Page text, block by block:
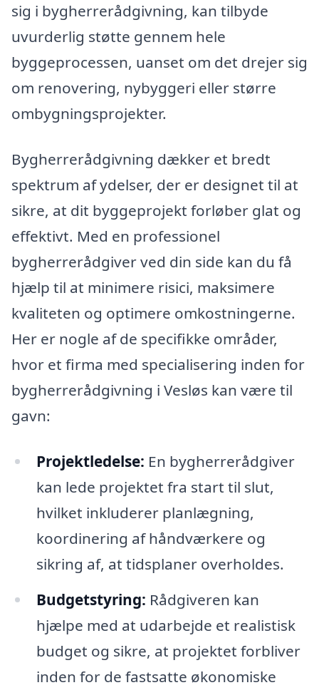
sig i bygherrerådgivning, kan tilbyde
uvurderlig støtte gennem hele
byggeprocessen, uanset om det drejer sig
om renovering, nybyggeri eller større
ombygningsprojekter.
Bygherrerådgivning dækker et bredt
spektrum af ydelser, der er designet til at
sikre, at dit byggeprojekt forløber glat og
effektivt. Med en professionel
bygherrerådgiver ved din side kan du få
hjælp til at minimere risici, maksimere
kvaliteten og optimere omkostningerne.
Her er nogle af de specifikke områder,
hvor et firma med specialisering inden for
bygherrerådgivning i Vesløs kan være til
gavn:
Projektledelse: En bygherrerådgiver
kan lede projektet fra start til slut,
hvilket inkluderer planlægning,
koordinering af håndværkere og
sikring af, at tidsplaner overholdes.
Budgetstyring: Rådgiveren kan
hjælpe med at udarbejde et realistisk
budget og sikre, at projektet forbliver
inden for de fastsatte økonomiske